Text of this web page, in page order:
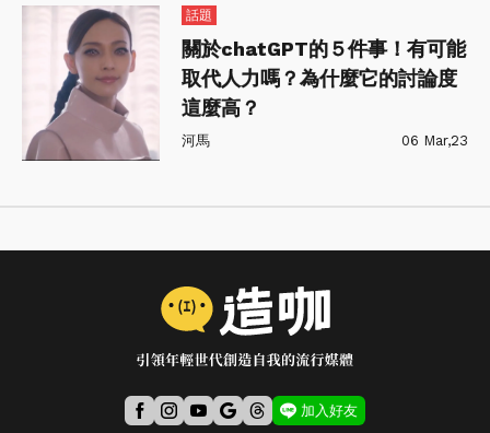
話題
關於chatGPT的５件事！有可能
取代人力嗎？為什麼它的討論度
這麼高？
河馬 06 Mar,23
加入好友